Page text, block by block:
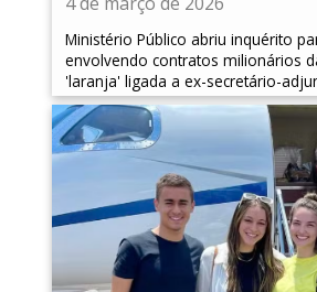
Ministério Público abriu inquérito
envolvendo contratos milionários
'laranja' ligada a ex-secretário-